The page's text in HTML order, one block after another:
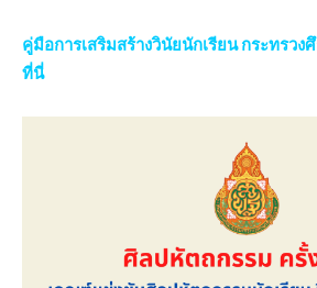
คู่มือการเสริมสร้างวินัยนักเรียน กระทรว
ที่นี่